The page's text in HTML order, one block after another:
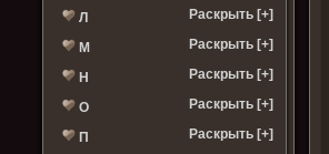
Л Раскрыть [+]
М Раскрыть [+]
Н Раскрыть [+]
О Раскрыть [+]
П Раскрыть [+]